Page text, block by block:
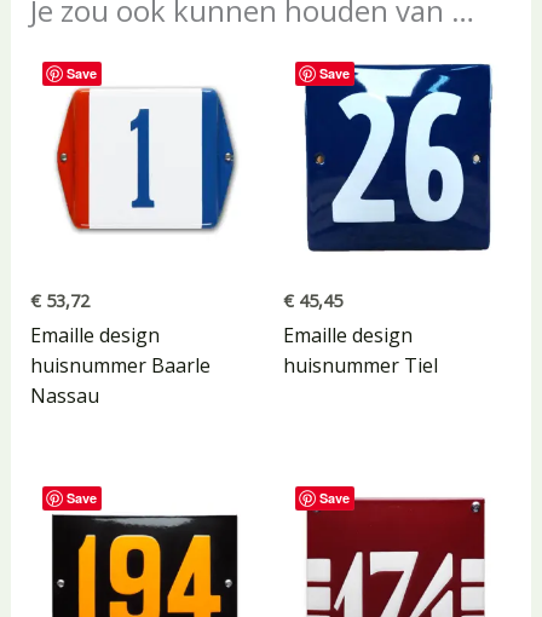
Je zou ook kunnen houden van …
Save
€53,72
Emaille design
huisnummer Baarle
Nassau
Save
€ 45,45
Emaille design
huisnummer Tiel
Save Save